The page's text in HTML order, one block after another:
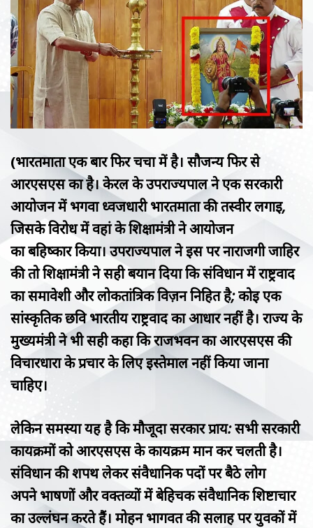
(भारतमाता एक बार फिर चर्चा में है। सौजन्य फिर से
आरएसएस का है। केरल के उपराज्यपाल ने एक सरकारी
आयोजन में भगवाध्वजधारी भारतमाता की तस्वीर लगाई,
जिसके विरोध में वहां के शिक्षामंत्री ने आयोजन
काबहिष्कारकिया। उपराज्यपाल ने इस पर नाराजगी जाहिर
की तो शिक्षामंत्री ने सही बयान दिया कि संविधान में राष्ट्रवाद
का समावेशी और लोकतांत्रिक विज़न निहित है; कोई एक
सांस्कृतिक छवि भारतीय राष्ट्रवाद का आधार नहीं है। राज्य के
मुख्यमंत्री ने भी सही कहा कि राजभवन का आरएसएस की
विचारधारा के प्रचार के लिए इस्तेमाल नहीं किया जाना
चाहिए।
लेकिन समस्या यह है कि मौजूदा सरकार प्राय: सभी सरकारी
कार्यक्रमों को आरएसएस के कार्यक्रम मान कर चलती है।
संविधान की शपथ लेकर संवैधानिक पदों पर बैठे लोग
अपने भाषणों और वक्तव्यों में बेहिचक संवैधानिक शिष्टाचार
का उल्लंघन करते हैं। मोहन भागवत की सलाह पर युवकों में